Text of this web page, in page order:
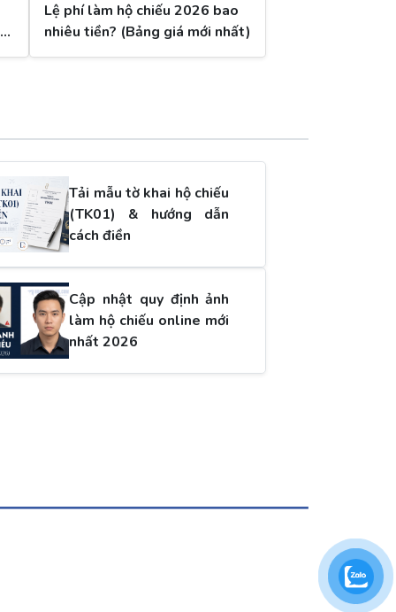
Lệ phí làm hộ chiếu 2026 bao
nhiêu tiền? (Bảng giá mới nhất)
Tải mẫu tờ khai hộ chiếu
(TK01) & hướng dẫn
cách điền
Cập nhật quy định ảnh
làm hộ chiếu online mới
nhất 2026